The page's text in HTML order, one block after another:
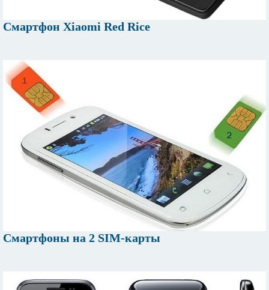
Смартфон Xiaomi Red Rice
Смартфоны на 2 SIM-карты